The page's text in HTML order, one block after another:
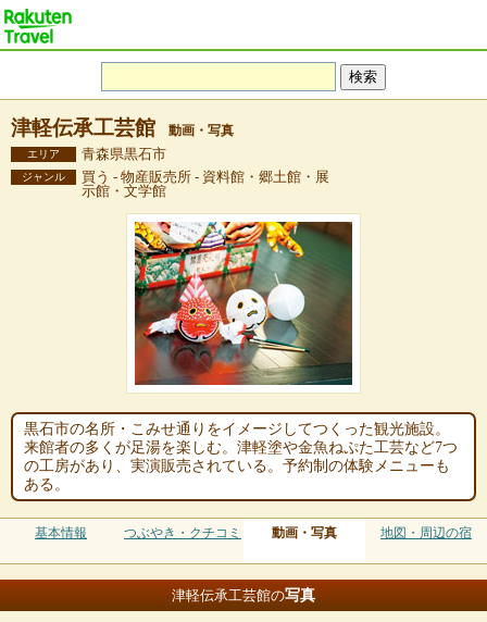
津軽伝承工芸館 動画・写真
エリア 青森県黒石市
ジャンル
買う - 物産販売所 - 資料館・郷土館・展
示館・文学館
黒石市の名所・こみせ通りをイメージしてつくった観光施設。
来館者の多くが足湯を楽しむ。津軽塗や金魚ねぷた工芸など7つ
の工房があり、実演販売されている。予約制の体験メニューも
ある。
基本情報 つぶやき・クチコミ 動画・写真 地図・周辺の宿
津軽伝承工芸館の写真